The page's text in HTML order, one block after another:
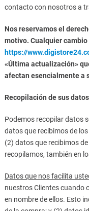
contacto con nosotros a
Nos reservamos el
motivo. Cualquier
https://
«Última actualización»
afectan esencialmente a
Recopilación de sus datos
Podemos recopilar datos
datos que recibimos de
(2) datos que recibimos
recopilamos, también en
Datos que nos facilita
nuestros Clientes cuando
en nombre de ellos. Esto